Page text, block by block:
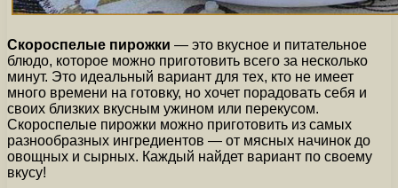
Скороспелые пирожки — это вкусное и питательное
блюдо, которое можно приготовить всего за несколько
минут. Это идеальный вариант для тех, кто не имеет
много времени на готовку, но хочет порадовать себя и
своих близких вкусным ужином или перекусом.
Скороспелые пирожки можно приготовить из самых
разнообразных ингредиентов — от мясных начинок до
овощных и сырных. Каждый найдет вариант по своему
вкусу!